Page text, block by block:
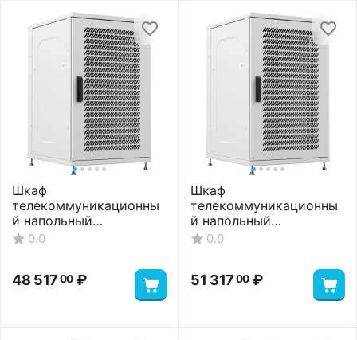
Шкаф
телекоммуникационны
й напольный
ШТНП-22U-600-1000-П-
0.0
48 51700 ₽
Шкаф
телекоммуникационны
й напольный
ШТНП-22U-600-1000-
0.0
51 31700 ₽